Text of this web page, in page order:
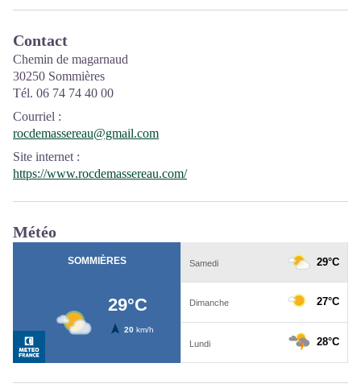
Contact
Chemin de magarnaud
30250 Sommières
Tél. 06 74 74 40 00
Courriel :
rocdemassereau@gmail.com
Site internet :
https://www.rocdemassereau.com/
Météo